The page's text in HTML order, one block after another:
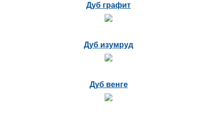
Дуб графит
Дуб изумруд
Дуб венге